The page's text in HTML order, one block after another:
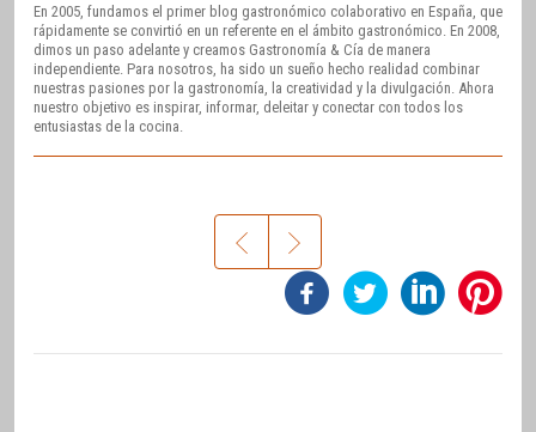
En 2005, fundamos el primer blog gastronómico colaborativo en España, que
rápidamente se convirtió en un referente en el ámbito gastronómico. En 2008,
dimos un paso adelante y creamos Gastronomía & Cía de manera
independiente. Para nosotros, ha sido un sueño hecho realidad combinar
nuestras pasiones por la gastronomía, la creatividad y la divulgación. Ahora
nuestro objetivo es inspirar, informar, deleitar y conectar con todos los
entusiastas de la cocina.